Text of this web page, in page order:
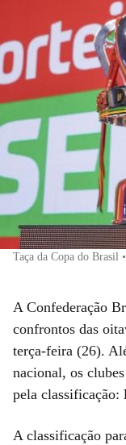
Taça da Copa do Brasil •
A Confederação
confrontos das
terça-feira (26).
nacional, os
pela classificação:
A classificação